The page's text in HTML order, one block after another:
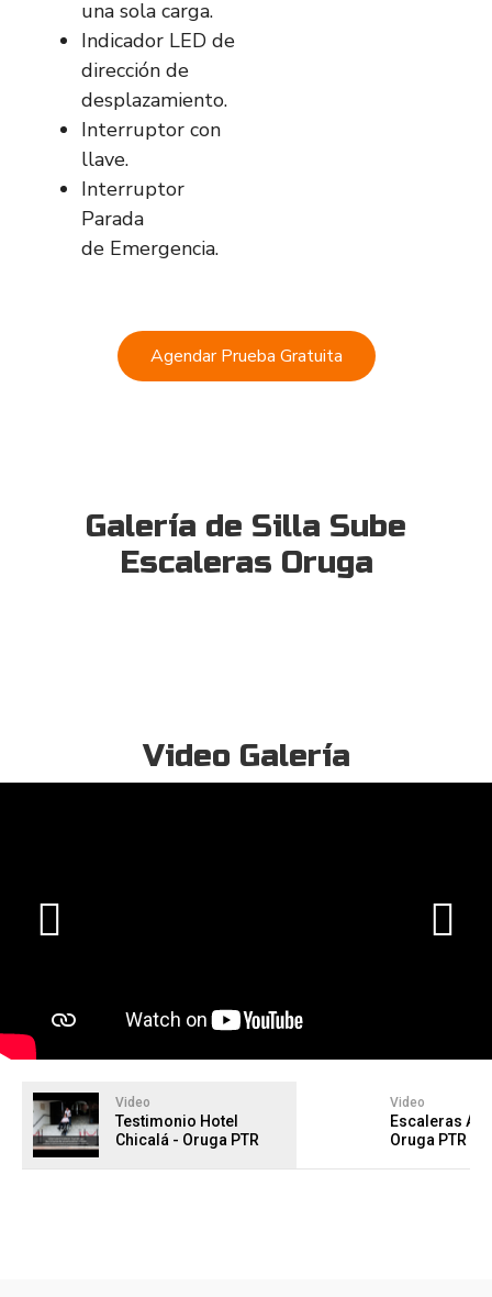
una sola carga.
Indicador LED de
dirección de
desplazamiento.
Interruptor con
llave.
Interruptor
Parada
de Emergencia.
Agendar Prueba Gratuita
Galería de Silla Sube
Escaleras Oruga
Video Galería
Video
Testimonio Hotel
Chicalá - Oruga PTR
Video
Escaleras
Oruga PTR